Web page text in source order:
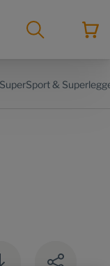
SuperSport &